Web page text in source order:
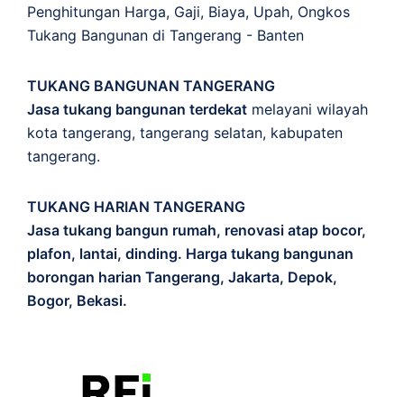
Penghitungan Harga, Gaji, Biaya, Upah, Ongkos
Tukang Bangunan di Tangerang - Banten
TUKANG BANGUNAN TANGERANG
Jasa tukang bangunan terdekat melayani wilayah
kota tangerang, tangerang selatan, kabupaten
tangerang.
TUKANG HARIAN TANGERANG
Jasa tukang bangun rumah, renovasi atap bocor,
plafon, lantai, dinding. Harga tukang bangunan
borongan harian Tangerang, Jakarta, Depok,
Bogor, Bekasi.